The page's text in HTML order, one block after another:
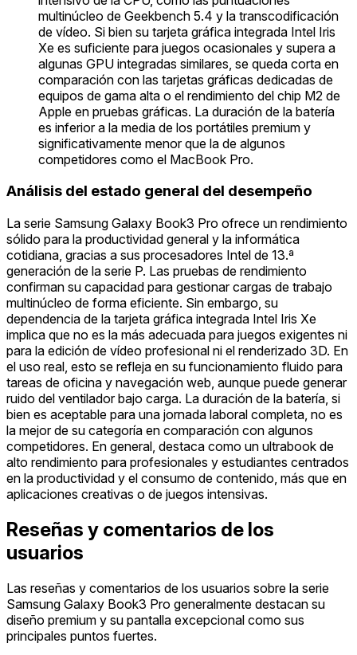
multinúcleo de Geekbench 5.4 y la transcodificación
de vídeo. Si bien su tarjeta gráfica integrada Intel Iris
Xe es suficiente para juegos ocasionales y supera a
algunas GPU integradas similares, se queda corta en
comparación con las tarjetas gráficas dedicadas de
equipos de gama alta o el rendimiento del chip M2 de
Apple en pruebas gráficas. La duración de la batería
es inferior a la media de los portátiles premium y
significativamente menor que la de algunos
competidores como el MacBook Pro.
Análisis del estado general del desempeño
La serie Samsung Galaxy Book3 Pro ofrece un rendimiento
sólido para la productividad general y la informática
cotidiana, gracias a sus procesadores Intel de 13.ª
generación de la serie P. Las pruebas de rendimiento
confirman su capacidad para gestionar cargas de trabajo
multinúcleo de forma eficiente. Sin embargo, su
dependencia de la tarjeta gráfica integrada Intel Iris Xe
implica que no es la más adecuada para juegos exigentes ni
para la edición de vídeo profesional ni el renderizado 3D. En
el uso real, esto se refleja en su funcionamiento fluido para
tareas de oficina y navegación web, aunque puede generar
ruido del ventilador bajo carga. La duración de la batería, si
bien es aceptable para una jornada laboral completa, no es
la mejor de su categoría en comparación con algunos
competidores. En general, destaca como un ultrabook de
alto rendimiento para profesionales y estudiantes centrados
en la productividad y el consumo de contenido, más que en
aplicaciones creativas o de juegos intensivas.
Reseñas y comentarios de los
usuarios
Las reseñas y comentarios de los usuarios sobre la serie
Samsung Galaxy Book3 Pro generalmente destacan su
diseño premium y su pantalla excepcional como sus
principales puntos fuertes.